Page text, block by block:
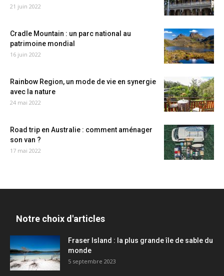
21 juin 2022
Cradle Mountain : un parc national au
patrimoine mondial
16 juin 2022
Rainbow Region, un mode de vie en synergie
avec la nature
24 mai 2022
Road trip en Australie : comment aménager
son van ?
17 mai 2022
Notre choix d'articles
Fraser Island : la plus grande île de sable du
monde
5 septembre 2023